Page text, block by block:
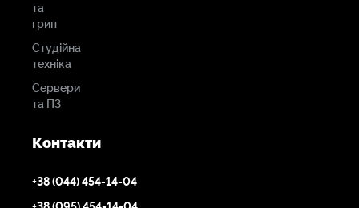
та
грип
Студійна
техніка
Сервери
та ПЗ
Контакти
+38 (044) 454-14-04